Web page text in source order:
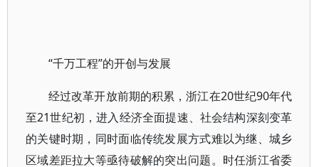
“千万工程”的开创与发展
经过改革开放前期的积累，浙江在20世纪90年代
至21世纪初，进入经济全面提速、社会结构深刻变革
的关键时期，同时面临传统发展方式难以为继、城乡
区域差距拉大等亟待破解的突出问题。时任浙江省委